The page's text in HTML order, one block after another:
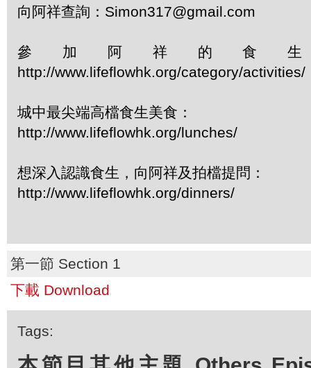
向阿祥查詢： Simon317@gmail.com
參加阿祥的食
http://www.lifeflowhk.org/category/activities/
城中最尖端高檔食生美食：
http://www.lifeflowhk.org/lunches/
想深入認識食生，向阿祥及拍檔提問：
http://www.lifeflowhk.org/dinners/
第一節 Section 1
下載 Download
Tags: